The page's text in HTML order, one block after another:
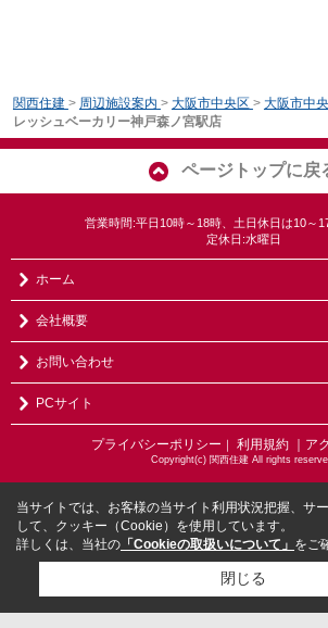
関西住建 > 周辺施設案内 > 大阪市中央区 > 大阪市中
レッシュベーカリー神戸森ノ宮駅店
ページトップに戻
営業時間:平日10時～18時、土日休日は10～
定休日:水曜日
ホーム
会社概要
お問い合わせ
PCサイト
プライバシーポリシー ｜ 利用規約 ｜ア
Copyright(c) 関西住建 All rights
当サイトでは、お客様の当サイト利用状況把握、サ
して、クッキー（Cookie）を使用しています。
詳しくは、当社の 「Cookieの取扱いについて」 をご
閉じる